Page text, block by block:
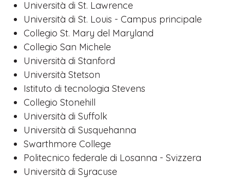
Università di St. Lawrence
Università di St. Louis - Campus principale
Collegio St. Mary del Maryland
Collegio San Michele
Università di Stanford
Università Stetson
Istituto di tecnologia Stevens
Collegio Stonehill
Università di Suffolk
Università di Susquehanna
Swarthmore College
Politecnico federale di Losanna - Svizzera
Università di Syracuse